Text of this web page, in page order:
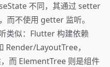
不同，其通过 setter
而不使用 getter 监听。
类似：Flutter 构建依赖
Render/LayoutTree，
而 ElementTree 则是组件